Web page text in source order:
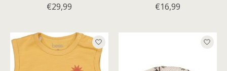
€29,99
€16,99